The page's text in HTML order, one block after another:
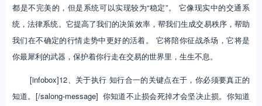
都是不完美的，但是系统可以实现较为“稳定”。 它像现实中的交通系
统，法律系统。它提高了我们的决策效率，帮我们生成交易秩序，帮助
我们在不确定的行情走势中更好的活着。 它将陪你征战杀场，它将是
你最犀利的武器，保护着你行走在交易的世界里，生生不息。
[infobox]12、关于执行 知行合一的关键点在于，你必须要真正的
知道。[/salong-message] 你知道不止损会死掉才会坚决止损。你知道